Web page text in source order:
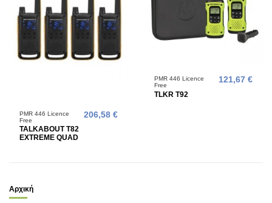
PMR 446 Licence
Free
TALKABOUT T82
EXTREME QUAD
206,58 €
PMR 446 Licence
Free
TLKR T92
121,67 €
Αρχική